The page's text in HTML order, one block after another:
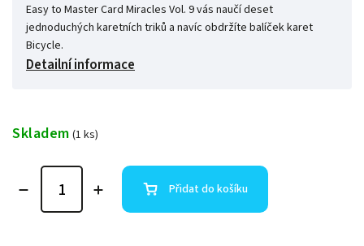
Easy to Master Card Miracles Vol. 9 vás naučí deset
jednoduchých karetních triků a navíc obdržíte balíček karet
Bicycle.
Detailní informace
Skladem (1 ks)
Přidat do košíku